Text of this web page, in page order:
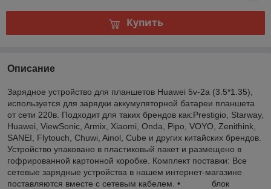
Купить
Описание
Зарядное устройство для планшетов Huawei 5v-2a (3.5*1.35),
используется для зарядки аккумуляторной батареи планшета
от сети 220в. Подходит для таких брендов как:Prestigio, Starway,
Huawei, ViewSonic, Armix, Xiaomi, Onda, Pipo, VOYO, Zenithink,
SANEI, Flytouch, Chuwi, Ainol, Cube и других китайских брендов.
Устройство упаковано в пластиковый пакет и размещено в
гофрированной картонной коробке. Комплект поставки: Все
сетевые зарядные устройства в нашем интернет-магазине
поставляются вместе с сетевым кабелем. • блок